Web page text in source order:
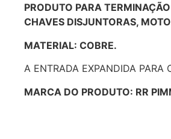
PRODUTO PARA
CHAVES DISJUNTORAS,
MATERIAL: COBRE.
A ENTRADA EXPANDIDA PARA
MARCA DO PRODUTO: RR